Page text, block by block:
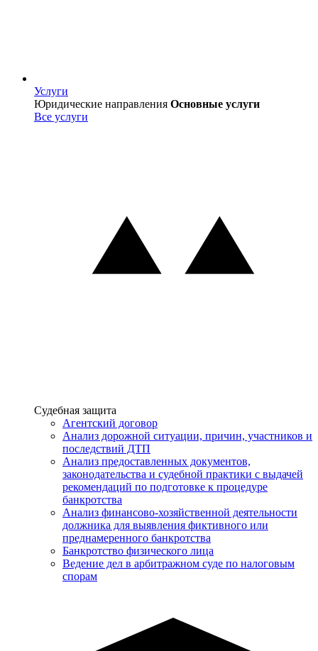
Услуги
Услуги
Юридические направления Основные услуги
Все услуги
Услуги
Судебная защита
Агентский договор
Анализ дорожной ситуации, причин, участников и
последствий ДТП
Анализ предоставленных документов,
законодательства и судебной практики с выдачей
рекомендаций по подготовке к процедуре
банкротства
Анализ финансово-хозяйственной деятельности
должника для выявления фиктивного или
преднамеренного банкротства
Банкротство физического лица
Ведение дел в арбитражном суде по налоговым
спорам